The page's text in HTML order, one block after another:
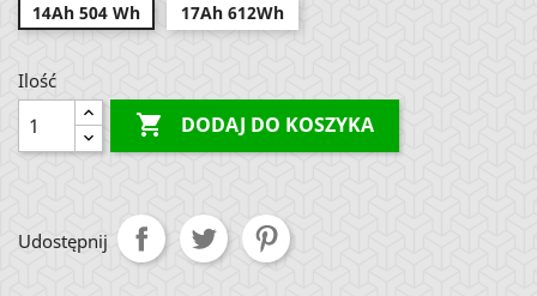
14Ah 504 Wh 17Ah 612Wh
Ilość
 DODAJ DO KOSZYKA
Udostępnij